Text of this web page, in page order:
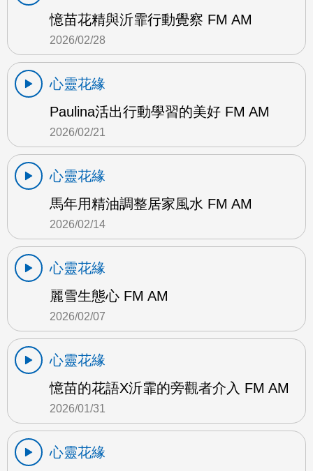
憶苗花精與沂霏行動覺察 FM AM
2026/02/28
心靈花緣
Paulina活出行動學習的美好 FM AM
2026/02/21
心靈花緣
馬年用精油調整居家風水 FM AM
2026/02/14
心靈花緣
麗雪生態心 FM AM
2026/02/07
心靈花緣
憶苗的花語X沂霏的旁觀者介入 FM AM
2026/01/31
心靈花緣